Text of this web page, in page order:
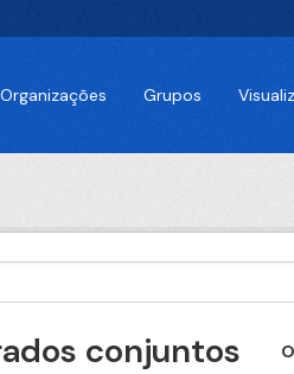
Organizações Grupos
conjuntos